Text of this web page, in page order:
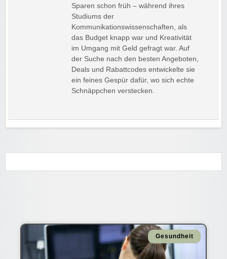
Sparen schon früh – während ihres
Studiums der
Kommunikationswissenschaften, als
das Budget knapp war und Kreativität
im Umgang mit Geld gefragt war. Auf
der Suche nach den besten Angeboten,
Deals und Rabattcodes entwickelte sie
ein feines Gespür dafür, wo sich echte
Schnäppchen verstecken.
Gesundheit